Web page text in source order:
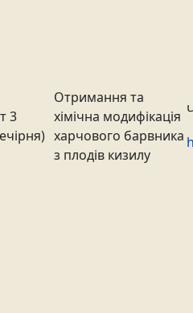
3
Отримання та
хімічна модифікація
харчового барвника
з плодів кизилу